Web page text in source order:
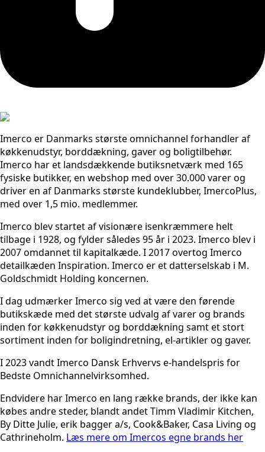
Imerco er Danmarks største omnichannel forhandler af
køkkenudstyr, borddækning, gaver og boligtilbehør.
Imerco har et landsdækkende butiksnetværk med 165
fysiske butikker, en webshop med over 30.000 varer og
driver en af Danmarks største kundeklubber, ImercoPlus,
med over 1,5 mio. medlemmer.
Imerco blev startet af visionære isenkræmmere helt
tilbage i 1928, og fylder således 95 år i 2023. Imerco blev i
2007 omdannet til kapitalkæde. I 2017 overtog Imerco
detailkæden Inspiration. Imerco er et datterselskab i M.
Goldschmidt Holding koncernen.
I dag udmærker Imerco sig ved at være den førende
butikskæde med det største udvalg af varer og brands
inden for køkkenudstyr og borddækning samt et stort
sortiment inden for boligindretning, el-artikler og gaver.
I 2023 vandt Imerco Dansk Erhvervs e-handelspris for
Bedste Omnichannelvirksomhed.
Endvidere har Imerco en lang række brands, der ikke kan
købes andre steder, blandt andet Timm Vladimir Kitchen,
By Ditte Julie, erik bagger a/s, Cook&Baker, Casa Living og
Cathrineholm. Læs mere om Imercos egne brands her